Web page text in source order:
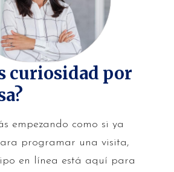
curiosidad por
empezando como si ya
programar una visita,
en línea está aquí para